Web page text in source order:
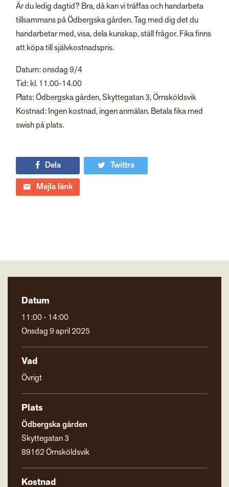
Är du ledig dagtid? Bra, då kan vi träffas och handarbeta
tillsammans på Ödbergska gården. Tag med dig det du
handarbetar med, visa, dela kunskap, ställ frågor. Fika finns
att köpa till självkostnadspris.
Datum: onsdag 9/4
Tid: kl. 11.00-14.00
Plats: Ödbergska gården, Skyttegatan 3, Örnsköldsvik
Kostnad: Ingen kostnad, ingen anmälan. Betala fika med
swish på plats.
Dela
Twittra
Mejla länk
Datum
11:00 - 14:00
Onsdag 9 april 2025
Vad
Övrigt
Plats
Ödbergska gården
Skyttegatan 3
89162 Örnsköldsvik
Kostnad